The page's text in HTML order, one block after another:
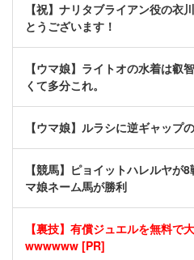
【祝】ナリタブライアン役の衣
とうございます！
【ウマ娘】ライトオの水着は叡
くて多分これ。
【ウマ娘】ルラシに逆ギャップ
【競馬】ピョイットハレルヤが
マ娘ネーム馬が勝利
【裏技】有償ジュエルを無料で
wwwwww [PR]